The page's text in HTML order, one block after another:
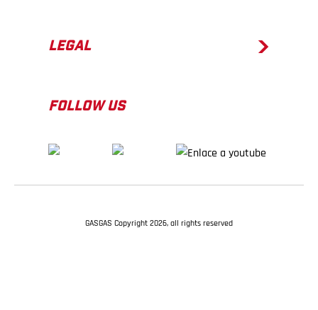
LEGAL
FOLLOW US
GASGAS Copyright 2026, all rights reserved